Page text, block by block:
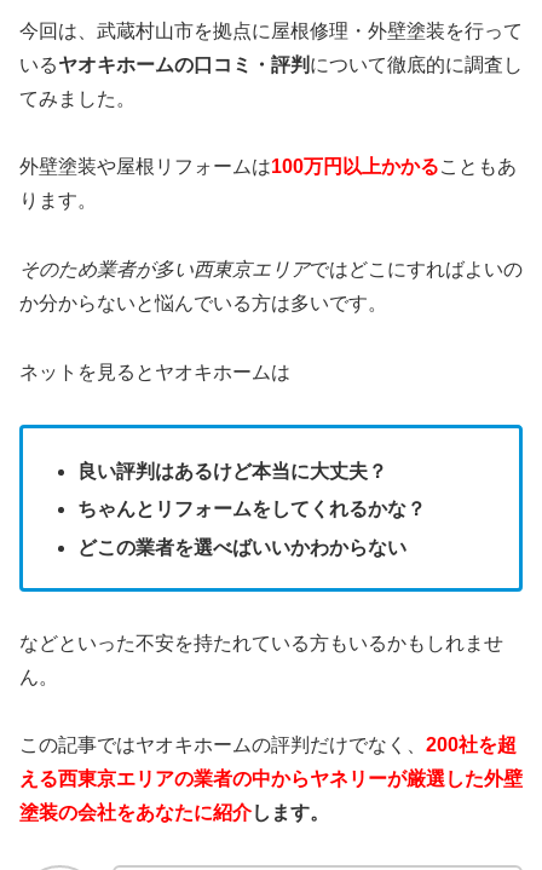
今回は、武蔵村山市を拠点に屋根修理・外壁塗装を行って
いるヤオキホームの口コミ・評判 について徹底的に調査し
てみました。
外壁塗装や屋根リフォームは100万円以上かかることもあ
ります。
そのため業者が多い西東京エリアではどこにすればよいの
か分からないと悩んでいる方は多いです。
ネットを見るとヤオキホームは
良い評判はあるけど本当に大丈夫？
ちゃんとリフォームをしてくれるかな？
どこの業者を選べばいいかわからない
などといった不安を持たれている方もいるかもしれませ
ん。
この記事ではヤオキホームの評判だけでなく、 200社を超
える西東京エリアの業者の中からヤネリーが厳選した外壁
塗装の会社をあなたに紹介します。